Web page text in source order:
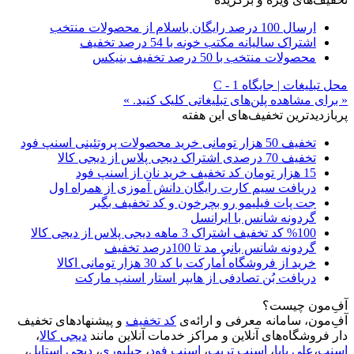
ارسال 100 درصد رایگان باسلام از محصولات منتخب
اشتراک سالیانه مکتب خونه با 54 درصد تخفیف
محصولات منتخب با 50 درصد تخفیف بنیکس
محل تبلیغات | جایگاه C - 1
« برای مشاهده پلن‌های تبلیغاتی کلیک کنید. »
پربازدیدترین تخفیف‌های این هفته
تخفیف 50 هزار تومانی خرید محصولات پروتئینی اسنپ فود
تخفیف 70 درصدی اشتراک دیجی پلاس از دیجی کالا
15 هزار تومان کد تخفیف خرید نان از اسنپ فود
دریافت سیم کارت رایگان دانش آموزی از همراه اول
جت پات فیلیمو رو بچرخون و کد تخفیف بگیر
گردونه شانس با ایرانسل
%100 کد تخفیف اشتراک 3 ماهه دیجی پلاس از دیجی کالا
گردونه شانس بانی مد تا 100درصد تخفیف
خرید از فروشگاه اُمارکت با کد 30 هزار تومانی اکالا
دریافت بُن تصادفی از هایپر استار اسنپ مارکت
آفِ‌مون چیست؟
آفِ‌مون، سامانه معرفی و ارائه‌ی کد تخفیف و پیشنهادهای تخفیف
دار فروشگاه‌های آنلاین و مراکز خدمات آنلاین مانند دیجی کالا،
اسنپ،علی بابا، اسنپ تریپ، اسنپ فود، چیلیوری، دیجی استایل،